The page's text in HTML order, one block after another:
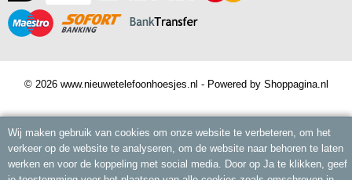
© 2026 www.nieuwetelefoonhoesjes.nl - Powered by Shoppagina.nl
Wij maken gebruik van cookies om onze website te verbeteren, om het
verkeer op de website te analyseren, om de website naar behoren te laten
werken en voor de koppeling met social media. Door op Ja te klikken, geef